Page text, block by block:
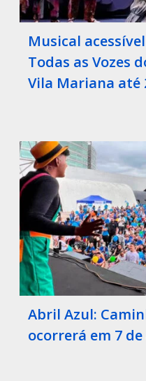
Musical
Todas as Vozes
Vila Mariana até
Abril Azul:
ocorrerá em 7